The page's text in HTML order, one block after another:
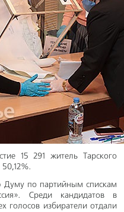
15 291 житель Тарского
по партийным спискам
Среди кандидатов в
голосов избиратели отдали